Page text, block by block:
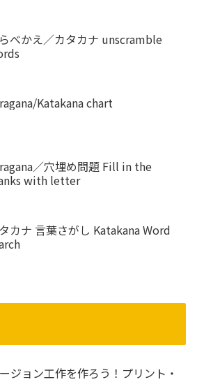
べかえ／カタカナ unscramble
Katakana chart
／穴埋め問題 Fill in the
with letter
ナ 言葉さがし Katakana Word
ジョン工作を作ろう！プリント・